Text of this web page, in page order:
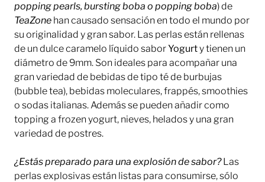
popping pearls, bursting boba o popping boba) de
TeaZone han causado sensación en todo el mundo por
su originalidad y gran sabor. Las perlas están rellenas
de un dulce caramelo líquido saborYogurty tienen un
diámetro de 9mm. Son ideales para acompañar una
gran variedad de bebidas de tipo té de burbujas
(bubble tea), bebidas moleculares, frappés, smoothies
o sodas italianas. Además se pueden añadir como
topping a frozen yogurt, nieves, helados y una gran
variedad de postres.
¿Estás preparado para una explosión de sabor?Las
perlas explosivas están listas para consumirse, sólo